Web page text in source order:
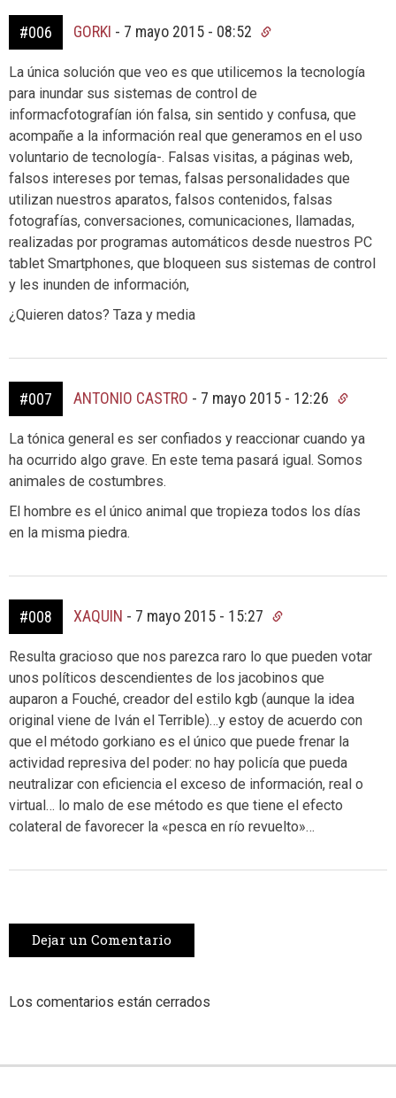
#006 GORKI - 7 mayo 2015 - 08:52
La única solución que veo es que utilicemos la tecnología
para inundar sus sistemas de control de
informacfotografían ión falsa, sin sentido y confusa, que
acompañe a la información real que generamos en el uso
voluntario de tecnología-. Falsas visitas, a páginas web,
falsos intereses por temas, falsas personalidades que
utilizan nuestros aparatos, falsos contenidos, falsas
fotografías, conversaciones, comunicaciones, llamadas,
realizadas por programas automáticos desde nuestros PC
tablet Smartphones, que bloqueen sus sistemas de control
y les inunden de información,
¿Quieren datos? Taza y media
#007 ANTONIO CASTRO - 7 mayo 2015 - 12:26
La tónica general es ser confiados y reaccionar cuando ya
ha ocurrido algo grave. En este tema pasará igual. Somos
animales de costumbres.
El hombre es el único animal que tropieza todos los días
en la misma piedra.
#008 XAQUIN - 7 mayo 2015 - 15:27
Resulta gracioso que nos parezca raro lo que pueden votar
unos políticos descendientes de los jacobinos que
auparon a Fouché, creador del estilo kgb (aunque la idea
original viene de Iván el Terrible)…y estoy de acuerdo con
que el método gorkiano es el único que puede frenar la
actividad represiva del poder: no hay policía que pueda
neutralizar con eficiencia el exceso de información, real o
virtual… lo malo de ese método es que tiene el efecto
colateral de favorecer la «pesca en río revuelto»…
Dejar un Comentario
Los comentarios están cerrados